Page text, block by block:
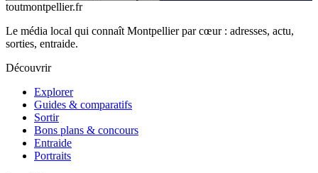
toutmontpellier.fr
Le média local qui connaît Montpellier par cœur : adresses, actu,
sorties, entraide.
Découvrir
Explorer
Guides & comparatifs
Sortir
Bons plans & concours
Entraide
Portraits